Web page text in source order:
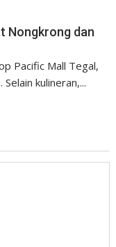
Nongkrong dan
Pacific Mall Tegal,
kulineran,...